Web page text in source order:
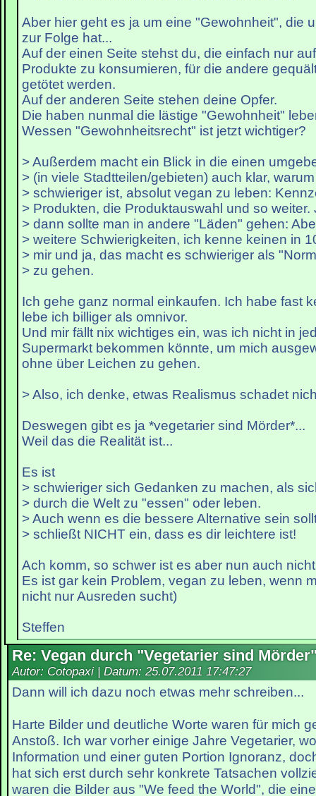
Aber hier geht es ja um eine "Gewohnheit", die
zur Folge hat...
Auf der einen Seite stehst du, die einfach nur
Produkte zu konsumieren, für die andere
getötet werden.
Auf der anderen Seite stehen deine Opfer.
Die haben nunmal die lästige "Gewohnheit"
Wessen "Gewohnheitsrecht" ist jetzt wichtiger?
> Außerdem macht ein Blick in die einen
> (in viele Stadtteilen/gebieten) auch klar,
> schwieriger ist, absolut vegan zu leben:
> Produkten, die Produktauswahl und so weiter.
> dann sollte man in andere "Läden" gehen:
> weitere Schwierigkeiten, ich kenne keinen in
> mir und ja, das macht es schwieriger als
> zu gehen.
Ich gehe ganz normal einkaufen. Ich habe fast
lebe ich billiger als omnivor.
Und mir fällt nix wichtiges ein, was ich nicht in
Supermarkt bekommen könnte, um mich
ohne über Leichen zu gehen.
> Also, ich denke, etwas Realismus schadet
Deswegen gibt es ja *vegetarier sind Mörder*...
Weil das die Realität ist...
Es ist
> schwieriger sich Gedanken zu machen, als
> durch die Welt zu "essen" oder leben.
> Auch wenn es die bessere Alternative sein
> schließt NICHT ein, dass es dir leichtere ist!
Ach komm, so schwer ist es aber nun auch
Es ist gar kein Problem, vegan zu leben, wenn
nicht nur Ausreden sucht)
Steffen
Re: Vegan durch "Vegetarier sind
Autor: Cotopaxi | Datum: 25.07.2011 17:47:27
Dann will ich dazu noch etwas mehr schreiben...
Harte Bilder und deutliche Worte waren für mich
Anstoß. Ich war vorher einige Jahre Vegetarier,
Information und einer guten Portion Ignoranz,
hat sich erst durch sehr konkrete Tatsachen
waren die Bilder aus "We feed the World", die